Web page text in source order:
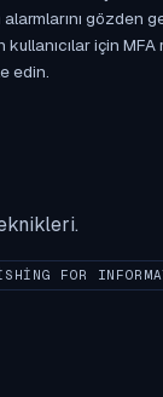
gözden
için MFA
edin.
FOR